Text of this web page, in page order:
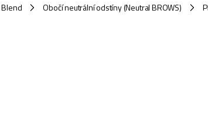
/ Obočí neutrální odstíny (Neutral BROWS) /